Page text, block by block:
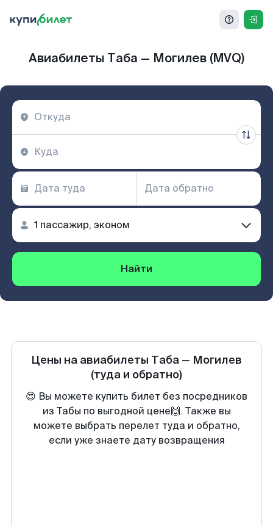
Авиабилеты Таба — Могилев (MVQ)
Найти
Цены на авиабилеты Таба — Могилев
(туда и обратно)
😍 Вы можете купить билет без посредников
из Табы по выгодной цене🙌. Также вы
можете выбрать перелет туда и обратно,
если уже знаете дату возвращения